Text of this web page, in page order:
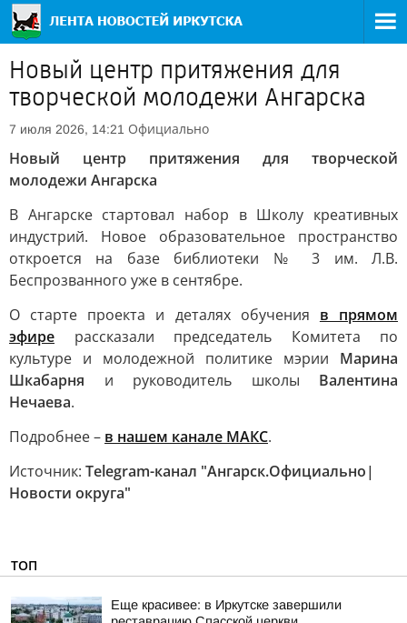
Новый центр притяжения для
творческой молодежи Ангарска
7 июля 2026, 14:21 Официально
Новый центр притяжения для творческой
молодежи Ангарска
В Ангарске стартовал набор в Школу креативных
индустрий. Новое образовательное пространство
откроется на базе библиотеки № 3 им. Л.В.
Беспрозванного уже в сентябре.
О старте проекта и деталях обучения в прямом
эфире рассказали председатель Комитета по
культуре и молодежной политике мэрии Марина
Шкабарня и руководитель школы Валентина
Нечаева.
Подробнее – в нашем канале МАКС.
Источник: Telegram-канал "Ангарск.Официально|
Новости округа"
ТОП
Еще красивее: в Иркутске завершили